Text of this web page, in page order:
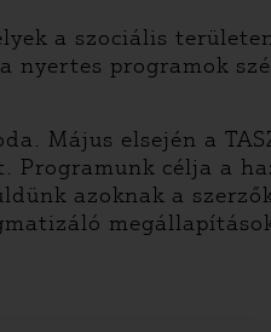
a szociális
programok
Május elsején a
Programunk célja a
azoknak a